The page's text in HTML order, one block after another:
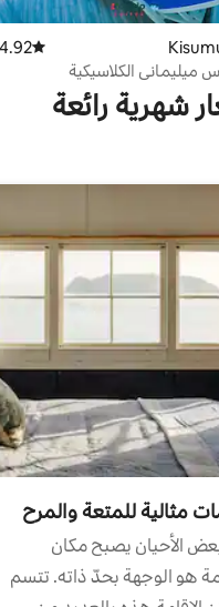
متوسط التقييم
4.92 (12)
ميليماني الكلاسيكية
شهرية رائعة
مثالية للمتعة والمرح
الأحيان يصبح مكان
هو الوجهة بحدّ ذاته. تتسم